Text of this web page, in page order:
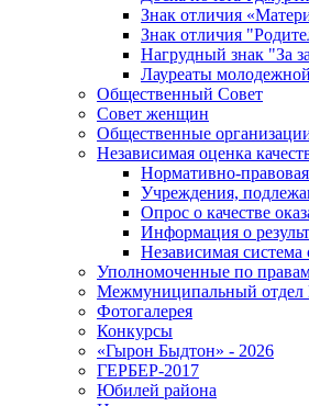
Знак отличия
Знак отличия
Нагрудный знак "За
Лауреаты
Общественный Совет
Совет женщин
Общественные
Независимая оценка
Нормативно-правовая
Учреждения,
Опрос о качестве
Информация о
Независимая система
Уполномоченные по
Межмуниципальный
Фотогалерея
Конкурсы
«Гырон Быдтон» - 2026
ГЕРБЕР-2017
Юбилей района